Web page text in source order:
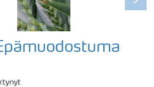
Next